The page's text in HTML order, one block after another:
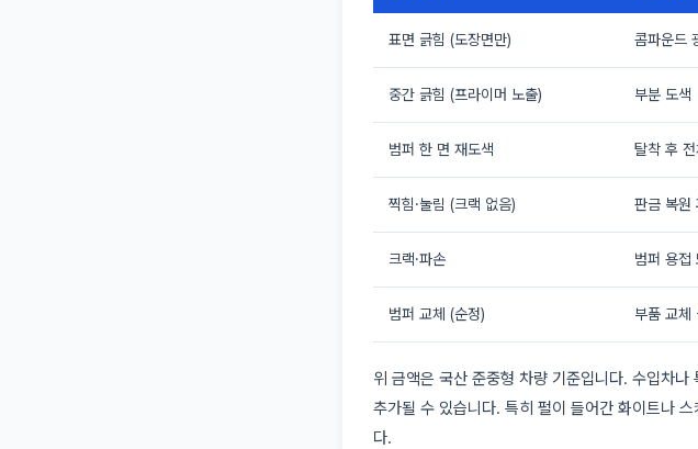
표면 긁힘 (도장면만) 콤파운드
중간 긁힘 (프라이머 노출) 부분 도색
범퍼 한 면 재도색 탈착 후
찍힘·눌림 (크랙 없음) 판금 복원
크랙·파손 범퍼 용접
범퍼 교체 (순정) 부품 교체
위 금액은 국산 준중형 차량 기준입니다. 수입차
추가될 수 있습니다. 특히 펄이 들어간 화이트나
다.